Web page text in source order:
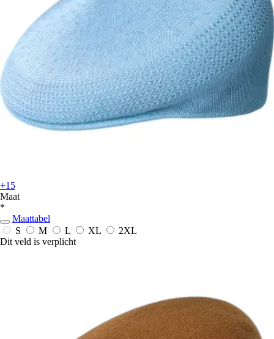
+15
Maat
*
Maattabel
S
M L XL
2XL
Dit veld is verplicht